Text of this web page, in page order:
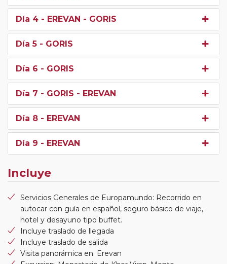
Día 4 - EREVAN - GORIS
Día 5 - GORIS
Día 6 - GORIS
Día 7 - GORIS - EREVAN
Día 8 - EREVAN
Día 9 - EREVAN
Incluye
Servicios Generales de Europamundo: Recorrido en
autocar con guía en español, seguro básico de viaje,
hotel y desayuno tipo buffet.
Incluye traslado de llegada
Incluye traslado de salida
Visita panorámica en: Erevan